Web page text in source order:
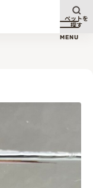
メニ
MENU
ペットを
探す